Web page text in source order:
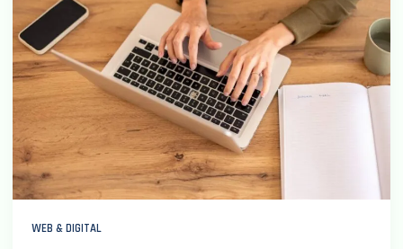
WEB & DIGITAL